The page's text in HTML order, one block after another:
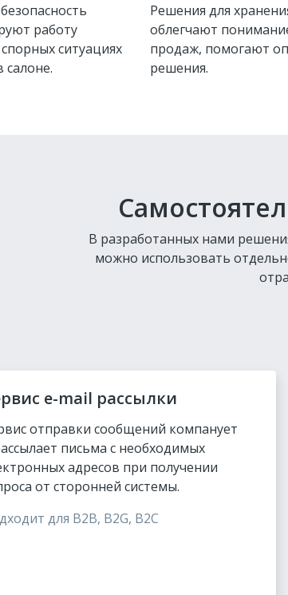
работу
ситуациях
Решения для
облегчают
продаж, помогают
решения.
В разработанных нами
можно использовать
e-mail рассылки
отправки сообщений компанует
письма с необходимых
адресов при получении
от сторонней системы.
для B2B, B2G, B2C